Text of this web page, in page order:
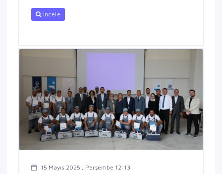
İncele
15 Mayıs 2025 , Perşembe 12:13